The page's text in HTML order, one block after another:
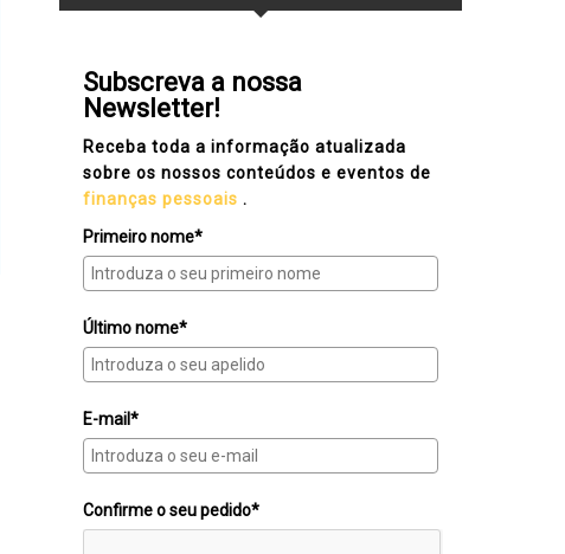
Subscreva a nossa
Newsletter!
Receba toda a informação atualizada
sobre os nossos conteúdos e eventos de
finanças pessoais .
Primeiro nome*
Último nome*
E-mail*
Confirme o seu pedido*